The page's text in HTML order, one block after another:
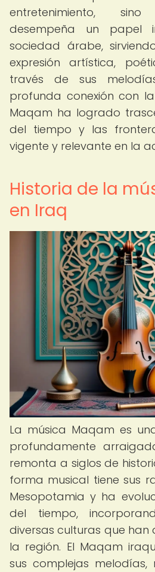
entretenimiento,
desempeña un papel
sociedad árabe,
expresión artística,
través de sus
profunda conexión con
Maqam ha logrado
del tiempo y las
vigente y relevante en la
Historia de la
en Iraq
La música Maqam es
profundamente
remonta a siglos de
forma musical tiene sus
Mesopotamia y ha
del tiempo,
diversas culturas que han
la región. El Maqam
sus complejas